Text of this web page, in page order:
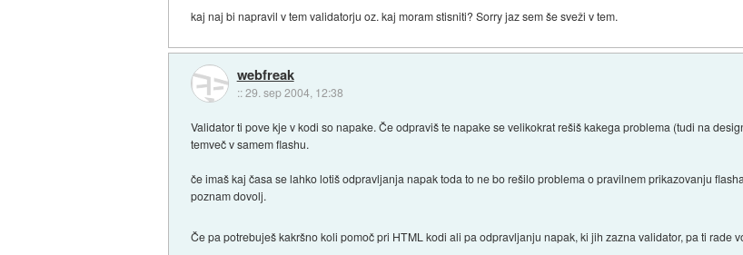
kaj naj bi napravil v tem validatorju oz. kaj moram stisniti? Sorry jaz sem še sveži v tem.
webfreak
::29. sep 2004, 12:38
Validator ti pove kje v kodi so napake. Če odpraviš te napake se velikokrat rešiš kakega problema (tudi na
temveč v samem flashu.
če imaš kaj časa se lahko lotiš odpravljanja napak toda to ne bo rešilo problema o pravilnem prikazovanju
poznam dovolj.
Če pa potrebuješ kakršno koli pomoč pri HTML kodi ali pa odpravljanju napak, ki jih zazna validator, pa ti rade